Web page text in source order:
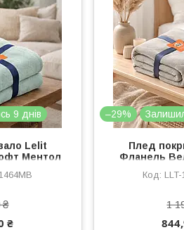
9 днів
Lelit
Ментол
₴
₴
–29%
Плед
Фланель
1